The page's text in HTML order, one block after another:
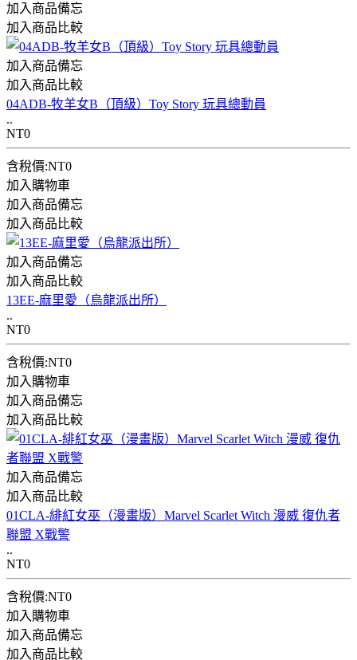
加入商品備忘
加入商品比較
加入商品備忘
加入商品比較
04ADB-牧羊女B（頂級）Toy Story 玩具總動員
..
NT0
含稅價:NT0
加入購物車
加入商品備忘
加入商品比較
加入商品備忘
加入商品比較
13EE-麻里愛（烏龍派出所）
..
NT0
含稅價:NT0
加入購物車
加入商品備忘
加入商品比較
加入商品備忘
加入商品比較
01CLA-緋紅女巫（漫畫版）Marvel Scarlet Witch 漫威 復仇者
聯盟 X戰警
..
NT0
含稅價:NT0
加入購物車
加入商品備忘
加入商品比較